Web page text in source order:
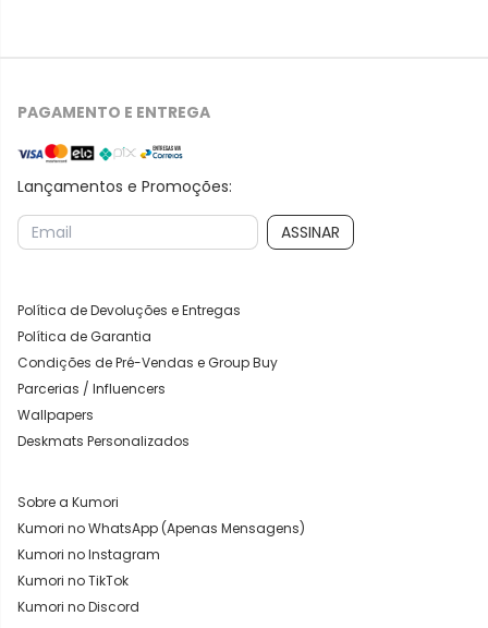
PAGAMENTO E ENTREGA
Lançamentos e Promoções:
ASSINAR
Política de Devoluções e Entregas
Política de Garantia
Condições de Pré-Vendas e Group Buy
Parcerias / Influencers
Wallpapers
Deskmats Personalizados
Sobre a Kumori
Kumori no WhatsApp (Apenas Mensagens)
Kumori no Instagram
Kumori no TikTok
Kumori no Discord